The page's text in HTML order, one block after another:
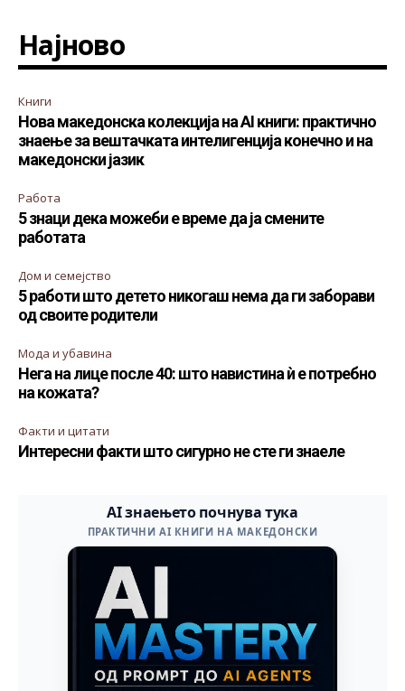
Најново
Книги
Нова македонска колекција на AI книги: практично
знаење за вештачката интелигенција конечно и на
македонски јазик
Работа
5 знаци дека можеби е време да ја смените
работата
Дом и семејство
5 работи што детето никогаш нема да ги заборави
од своите родители
Мода и убавина
Нега на лице после 40: што навистина ѝ е потребно
на кожата?
Факти и цитати
Интересни факти што сигурно не сте ги знаеле